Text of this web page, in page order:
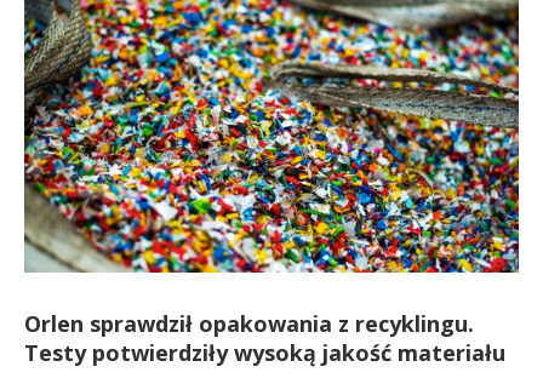
Orlen sprawdził opakowania z recyklingu.
Testy potwierdziły wysoką jakość materiału